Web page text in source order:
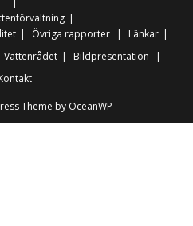
Övriga rapporter
Länkar
Vattenrådet
Bildpresentation
Theme by OceanWP